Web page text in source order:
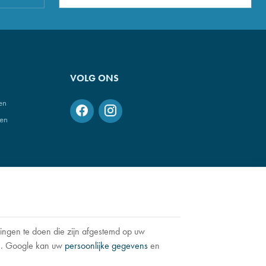
VOLG ONS
te doen die zijn afgestemd op uw
Google kan uw persoonlijke gegevensen